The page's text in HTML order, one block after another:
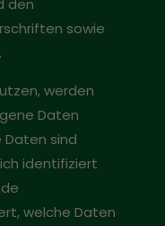
den
sowie
werden
Daten
Daten sind
identifiziert
welche Daten